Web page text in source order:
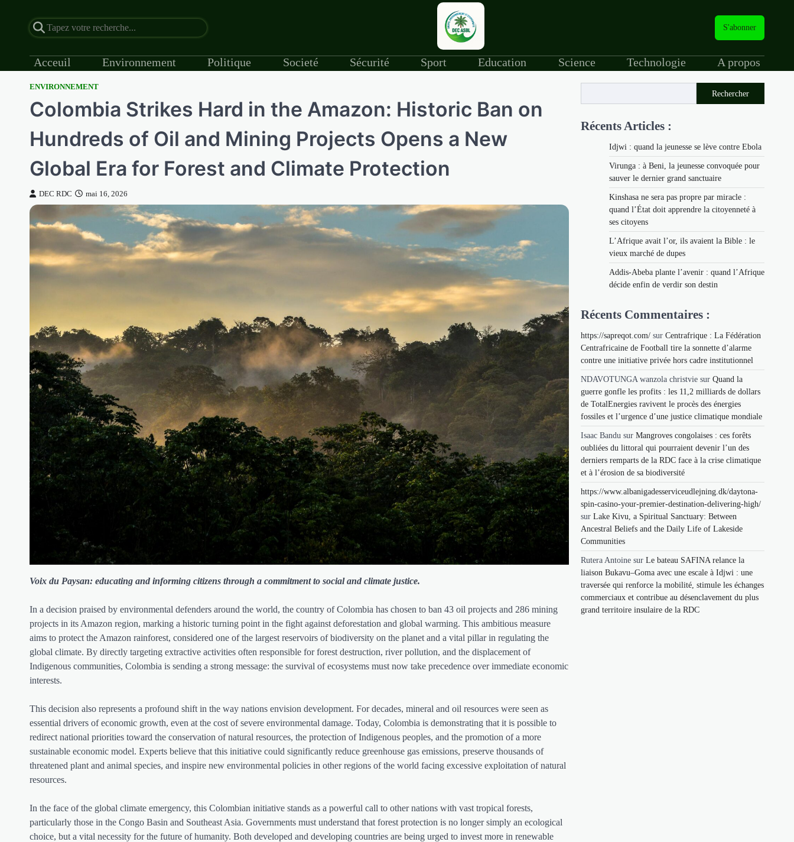
S'abonner
Acceuil Environnement Politique Societé Sécurité Sport Education Science Technologie A propos
ENVIRONNEMENT
Colombia Strikes Hard in the Amazon: Historic Ban on
Hundreds of Oil and Mining Projects Opens a New
Global Era for Forest and Climate Protection
DEC RDC mai 16, 2026
Voix du Paysan: educating and informing citizens through a commitment to social and climate justice.
In a decision praised by environmental defenders around the world, the country of Colombia has chosen to ban 43 oil projects and 286 mining
projects in its Amazon region, marking a historic turning point in the fight against deforestation and global warming. This ambitious measure
aims to protect the Amazon rainforest, considered one of the largest reservoirs of biodiversity on the planet and a vital pillar in regulating the
global climate. By directly targeting extractive activities often responsible for forest destruction, river pollution, and the displacement of
Indigenous communities, Colombia is sending a strong message: the survival of ecosystems must now take precedence over immediate economic
interests.
This decision also represents a profound shift in the way nations envision development. For decades, mineral and oil resources were seen as
essential drivers of economic growth, even at the cost of severe environmental damage. Today, Colombia is demonstrating that it is possible to
redirect national priorities toward the conservation of natural resources, the protection of Indigenous peoples, and the promotion of a more
sustainable economic model. Experts believe that this initiative could significantly reduce greenhouse gas emissions, preserve thousands of
threatened plant and animal species, and inspire new environmental policies in other regions of the world facing excessive exploitation of natural
resources.
In the face of the global climate emergency, this Colombian initiative stands as a powerful call to other nations with vast tropical forests,
particularly those in the Congo Basin and Southeast Asia. Governments must understand that forest protection is no longer simply an ecological
choice, but a vital necessity for the future of humanity. Both developed and developing countries are being urged to invest more in renewable
Rechercher
Récents Articles :
Idjwi : quand la jeunesse se lève contre Ebola
Virunga : à Beni, la jeunesse convoquée pour
sauver le dernier grand sanctuaire
Kinshasa ne sera pas propre par miracle :
quand l’État doit apprendre la citoyenneté à
ses citoyens
L’Afrique avait l’or, ils avaient la Bible : le
vieux marché de dupes
Addis-Abeba plante l’avenir : quand l’Afrique
décide enfin de verdir son destin
Récents Commentaires :
https://sapreqot.com/ sur Centrafrique : La Fédération
Centrafricaine de Football tire la sonnette d’alarme
contre une initiative privée hors cadre institutionnel
NDAVOTUNGA wanzola christvie sur Quand la
guerre gonfle les profits : les 11,2 milliards de dollars
de TotalEnergies ravivent le procès des énergies
fossiles et l’urgence d’une justice climatique mondiale
Isaac Bandu sur Mangroves congolaises : ces forêts
oubliées du littoral qui pourraient devenir l’un des
derniers remparts de la RDC face à la crise climatique
et à l’érosion de sa biodiversité
https://www.albanigadesserviceudlejning.dk/daytona-
spin-casino-your-premier-destination-delivering-high/
sur Lake Kivu, a Spiritual Sanctuary: Between
Ancestral Beliefs and the Daily Life of Lakeside
Communities
Rutera Antoine sur Le bateau SAFINA relance la
liaison Bukavu–Goma avec une escale à Idjwi : une
traversée qui renforce la mobilité, stimule les échanges
commerciaux et contribue au désenclavement du plus
grand territoire insulaire de la RDC